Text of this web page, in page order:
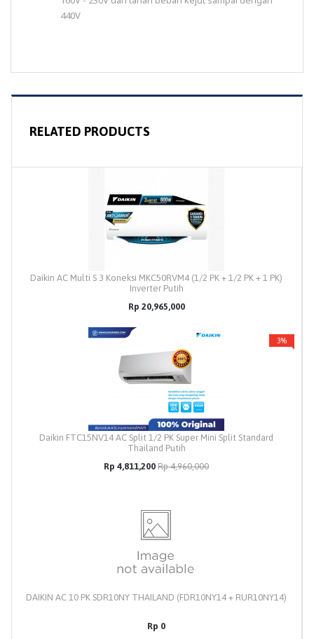
440V
RELATED PRODUCTS
Daikin AC Multi S 3 Koneksi MKC50RVM4 (1/2 PK + 1/2 PK + 1 PK)
Inverter Putih
Rp 20,965,000
3%
Daikin FTC15NV14 AC Split 1/2 PK Super Mini Split Standard
Thailand Putih
Rp 4,811,200 Rp 4,960,000
DAIKIN AC 10 PK SDR10NY THAILAND (FDR10NY14 + RUR10NY14)
Rp 0